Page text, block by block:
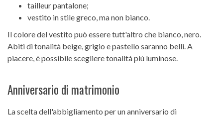
tailleur pantalone;
vestito in stile greco, ma non bianco.
Il colore del vestito può essere tutt'altro che bianco, nero.
Abiti di tonalità beige, grigio e pastello saranno belli. A
piacere, è possibile scegliere tonalità più luminose.
Anniversario di matrimonio
La scelta dell'abbigliamento per un anniversario di